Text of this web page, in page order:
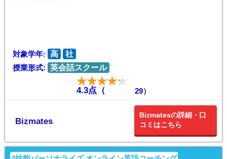
対象学年: 高
社
授業形式: 英会話スクール
4.3点（ 29）
Bizmates
Bizmatesの詳細・口
コミはこちら